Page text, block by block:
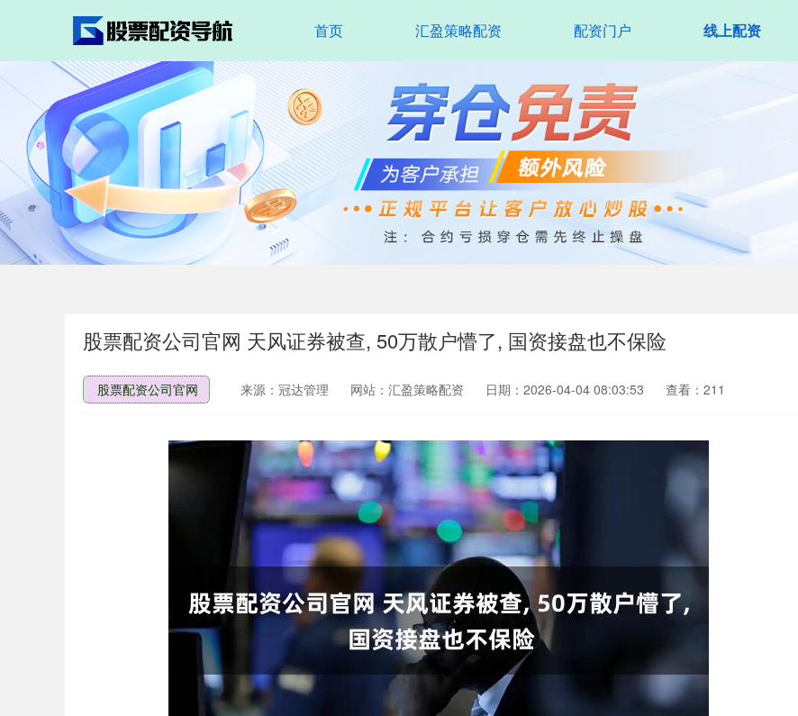
首页 汇盈策略配资 配资门户 线上配资
股票配资公司官网 天风证券被查, 50万散户懵了, 国资接盘也不保险
股票配资公司官网 来源：冠达管理 网站：汇盈策略配资 日期：2026-04-04 08:03:53 查看：211